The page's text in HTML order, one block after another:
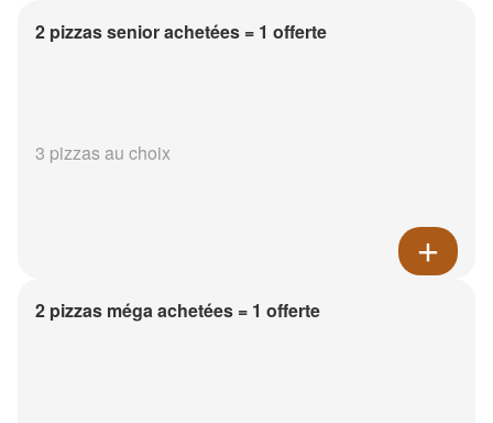
2 pizzas senior achetées = 1 offerte
3 pizzas au choix
2 pizzas méga achetées = 1 offerte